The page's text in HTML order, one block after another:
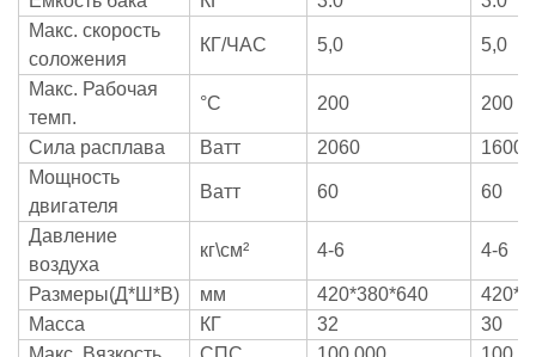
Макс. скорость
соложения
КГ/ЧАС 5,0 5,0
Макс. Рабочая
темп.
°С 200 200
Сила расплава Ватт 2060
1600
Мощность
двигателя
Ватт 60 60
Давление
воздуха
кг\см² 4-6 4-6
Размеры(Д*Ш*В) мм 420*380*640
Масса
КГ 32
30